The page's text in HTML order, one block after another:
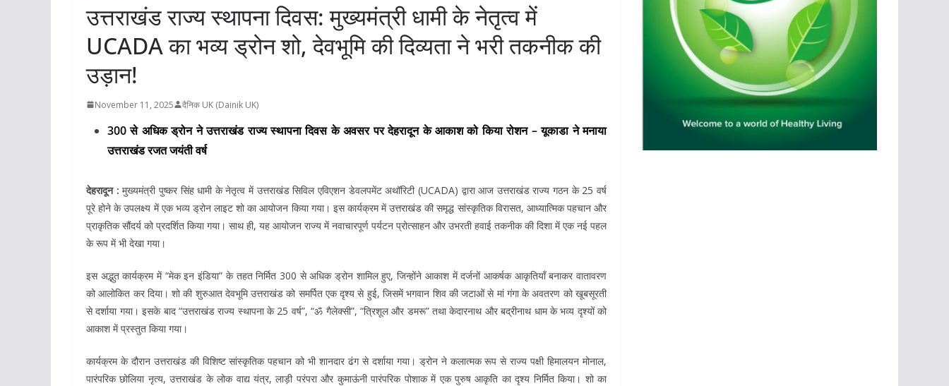
उत्तराखंड राज्य स्थापना दिवस: मुख्यमंत्री धामी के नेतृत्व में
UCADA का भव्य ड्रोन शो, देवभूमि की दिव्यता ने भरी तकनीक की
उड़ान!
November 11, 2025 दैनिक UK (Dainik UK)
300 से अधिक ड्रोन ने उत्तराखंड राज्य स्थापना दिवस के अवसर पर देहरादून के आकाश को किया रोशन – यूकाडा ने मनाया
उत्तराखंड रजत जयंती वर्ष
देहरादून : मुख्यमंत्री पुष्कर सिंह धामी के नेतृत्व में उत्तराखंड सिविल एविएशन डेवलपमेंट अथॉरिटी (UCADA) द्वारा आज उत्तराखंड राज्य गठन के 25 वर्ष
पूरे होने के उपलक्ष्य में एक भव्य ड्रोन लाइट शो का आयोजन किया गया। इस कार्यक्रम में उत्तराखंड की समृद्ध सांस्कृतिक विरासत, आध्यात्मिक पहचान और
प्राकृतिक सौंदर्य को प्रदर्शित किया गया। साथ ही, यह आयोजन राज्य में नवाचारपूर्ण पर्यटन प्रोत्साहन और उभरती हवाई तकनीक की दिशा में एक नई पहल
के रूप में भी देखा गया।
इस अद्भुत कार्यक्रम में “मेक इन इंडिया” के तहत निर्मित 300 से अधिक ड्रोन शामिल हुए, जिन्होंने आकाश में दर्जनों आकर्षक आकृतियाँ बनाकर वातावरण
को आलोकित कर दिया। शो की शुरुआत देवभूमि उत्तराखंड को समर्पित एक दृश्य से हुई, जिसमें भगवान शिव की जटाओं से मां गंगा के अवतरण को खूबसूरती
से दर्शाया गया। इसके बाद “उत्तराखंड राज्य स्थापना के 25 वर्ष”, “ॐ गैलेक्सी”, “त्रिशूल और डमरू” तथा केदारनाथ और बद्रीनाथ धाम के भव्य दृश्यों को
आकाश में प्रस्तुत किया गया।
कार्यक्रम के दौरान उत्तराखंड की विशिष्ट सांस्कृतिक पहचान को भी शानदार ढंग से दर्शाया गया। ड्रोन ने कलात्मक रूप से राज्य पक्षी हिमालयन मोनाल,
पारंपरिक छोलिया नृत्य, उत्तराखंड के लोक वाद्य यंत्र, लाड़ी परंपरा और कुमाऊंनी पारंपरिक पोशाक में एक पुरुष आकृति का दृश्य निर्मित किया। शो का